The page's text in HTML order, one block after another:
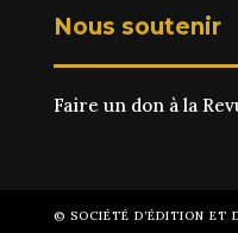
Nous soutenir
Faire un don à la
© SOCIÉTÉ D’ÉDITION ET